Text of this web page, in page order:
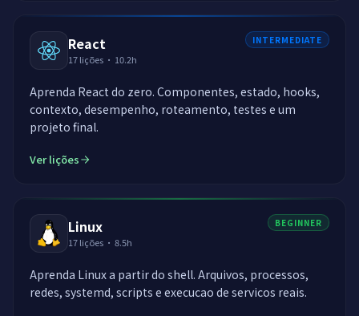
React
17lições · 10.2h
INTERMEDIATE
Aprenda React do zero. Componentes, estado, hooks,
contexto, desempenho, roteamento, testes e um
projeto final.
Ver lições
Linux
17lições · 8.5h
BEGINNER
Aprenda Linux a partir do shell. Arquivos, processos,
redes, systemd, scripts e execucao de servicos reais.